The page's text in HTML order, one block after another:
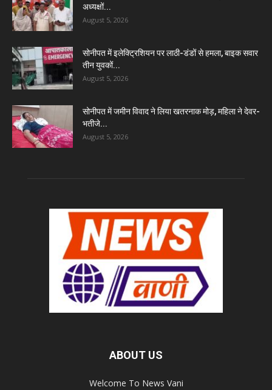
अध्यक्षों...
August 5, 2026
सोनीपत में इलेक्ट्रिशियन पर लाठी-डंडों से हमला, बाइक सवार
तीन युवकों...
August 5, 2026
सोनीपत में जमीन विवाद ने लिया खतरनाक मोड़, महिला ने देवर-
भतीजे...
August 5, 2026
ABOUT US
Welcome To News Vani